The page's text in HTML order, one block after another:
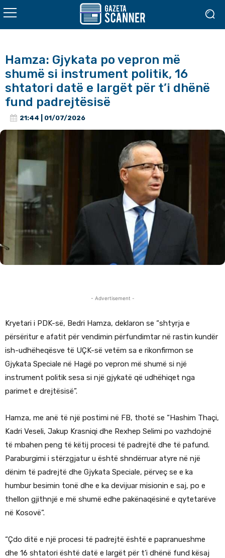
Hamza: Gjykata po vepron më
shumë si instrument politik, 16
shtatori datë e largët për t’i dhënë
fund padrejtësisë
21:44 | 01/07/2026
- Advertisement -
Kryetari i PDK-së, Bedri Hamza, deklaron se “shtyrja e
përsëritur e afatit për vendimin përfundimtar në rastin kundër
ish-udhëheqësve të UÇK-së vetëm sa e rikonfirmon se
Gjykata Speciale në Hagë po vepron më shumë si një
instrument politik sesa si një gjykatë që udhëhiqet nga
parimet e drejtësisë”.
Hamza, me anë të një postimi në FB, thotë se “Hashim Thaçi,
Kadri Veseli, Jakup Krasniqi dhe Rexhep Selimi po vazhdojnë
të mbahen peng të këtij procesi të padrejtë dhe të pafund.
Paraburgimi i stërzgjatur u është shndërruar atyre në një
dënim të padrejtë dhe Gjykata Speciale, përveç se e ka
humbur besimin tonë dhe e ka devijuar misionin e saj, po e
thellon gjithnjë e më shumë edhe pakënaqësinë e qytetarëve
në Kosovë”.
“Çdo ditë e një procesi të padrejtë është e papranueshme
dhe 16 shtatori është datë e largët për t’i dhënë fund kësaj